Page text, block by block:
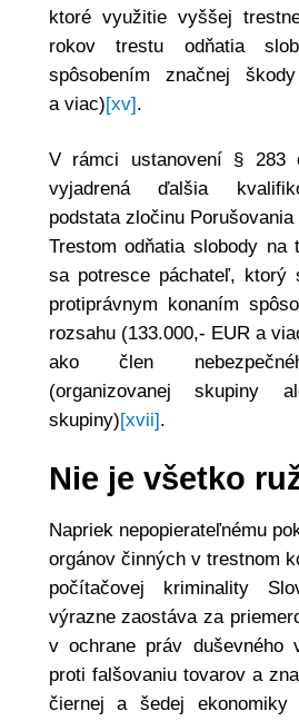
ktoré využitie vyššej
rokov trestu odňatia
spôsobením značnej
a viac)[xv].
V rámci ustanovení § 283
vyjadrená ďalšia
podstata zločinu
Trestom odňatia slobody
sa potresce páchateľ, ktorý
protiprávnym konaním
rozsahu (133.000,- EUR a
ako člen
(organizovanej skupiny
skupiny)[xvii].
Nie je všetko
Napriek nepopierateľnému
orgánov činných v trestnom
počítačovej kriminality
výrazne zaostáva za
v ochrane práv duševného
proti falšovaniu tovarov a
čiernej a šedej ekonomiky